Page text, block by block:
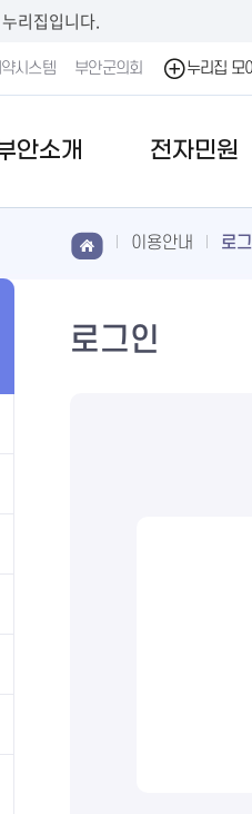
리집입니다.
시스템 부안군의회 누리집 모
안소개 전자민원
이용안내 로
로그인